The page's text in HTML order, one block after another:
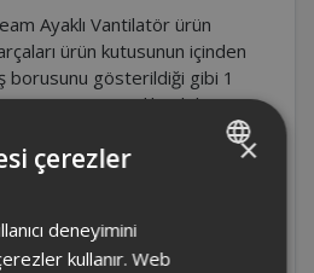
Ayaklı Vantilatör ürün
ürün kutusunun içinden
borusunu gösterildiği gibi 1
yerine monte edilmelidir.
gevşeterek, yükseklik ayar
ayarlanmalıdır. Yükseklik
Halkayı
×
çerezler
deneyimini
kullanır. Web